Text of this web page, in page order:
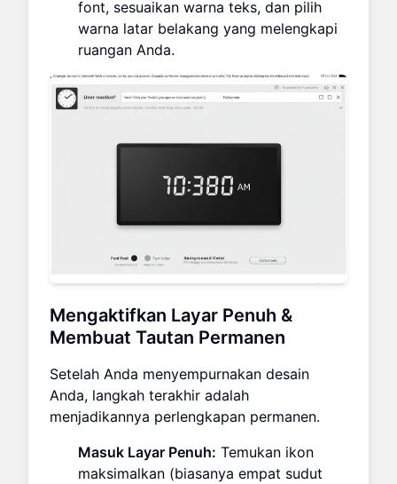
font, sesuaikan warna teks, dan pilih
warna latar belakang yang melengkapi
ruangan Anda.
Mengaktifkan Layar Penuh &
Membuat Tautan Permanen
Setelah Anda menyempurnakan desain
Anda, langkah terakhir adalah
menjadikannya perlengkapan permanen.
Masuk Layar Penuh: Temukan ikon
maksimalkan (biasanya empat sudut